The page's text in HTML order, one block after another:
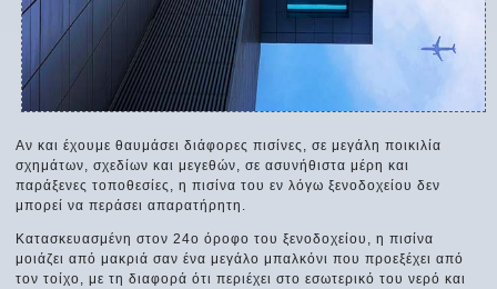
Αν και έχουμε θαυμάσει διάφορες πισίνες, σε μεγάλη ποικιλία
σχημάτων, σχεδίων και μεγεθών, σε ασυνήθιστα μέρη και
παράξενες τοποθεσίες, η πισίνα του εν λόγω ξενοδοχείου δεν
μπορεί να περάσει απαρατήρητη.
Κατασκευασμένη στον 24ο όροφο του ξενοδοχείου, η πισίνα
μοιάζει από μακριά σαν ένα μεγάλο μπαλκόνι που προεξέχει από
τον τοίχο, με τη διαφορά ότι περιέχει στο εσωτερικό του νερό και